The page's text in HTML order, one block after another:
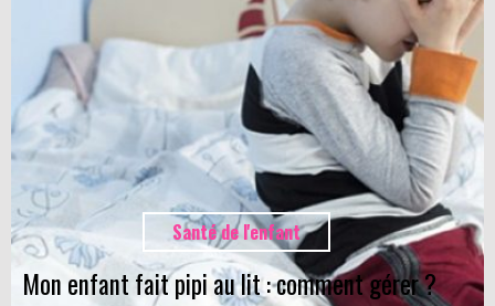
Santé de l'enfant
Mon enfant fait pipi au lit : comment gérer ?